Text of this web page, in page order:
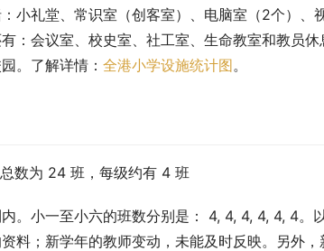
小礼堂、常识室（创客室）、电脑室（2个）、
：会议室、校史室、社工室、生命教室和教员
。了解详情： 全港小学设施统计图。
数为 24 班，每级约有 4 班
。小一至小六的班数分别是： 4, 4, 4, 4, 4, 4。
料；新学年的教师变动，未能及时反映。另外